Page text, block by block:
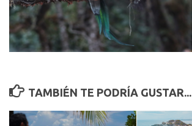
TAMBIÉN TE PODRÍA GUSTAR...